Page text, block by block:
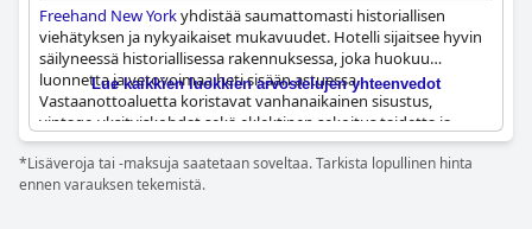
Freehand New Yorkyhdistää saumattomasti historiallisen
viehätyksen ja nykyaikaiset mukavuudet. Hotelli sijaitsee hyvin
säilyneessä historiallisessa rakennuksessa, joka huokuu
luonnetta ja vetovoimaa heti sisään astuessa.
Vastaanottoaluetta koristavat vanhanaikainen sisustus,
vintage-yksityiskohdat sekä eklektinen sekoitus taidetta ja
kasveja, jotka korostavat sen ainutlaatuista designia. Vieraat
arvostavat rakennuksen alkuperäisiä piirteitä, jotka on pidetty
huolellisesti yllä tinkimättä niiden historiallisesta olemuksesta.
Lue kaikkien luokkien arvostelujen yhteenvedot
*Lisäveroja tai -maksuja saatetaan soveltaa. Tarkista lopullinen hinta
ennen varauksen tekemistä.